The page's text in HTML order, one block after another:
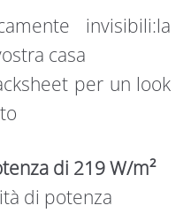
invisibili:la
casa
per un look
di 219 W/m²
di potenza